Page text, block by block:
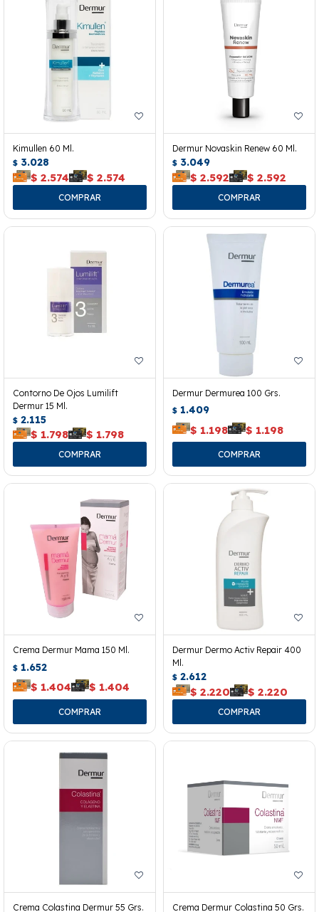
Kimullen 60 Ml.
$ 3.028
$ 2.574 $ 2.574
Dermur Novaskin Renew 60 Ml.
$ 3.049
$ 2.592 $ 2.592
Contorno De Ojos Lumilift
Dermur 15 Ml.
$ 2.115
$ 1.798 $ 1.798
Dermur Dermurea 100 Grs.
$ 1.409
$ 1.198 $ 1.198
Crema Dermur Mama 150 Ml.
$ 1.652
$ 1.404 $ 1.404
Dermur Dermo Activ Repair 400
Ml.
$ 2.612
$ 2.220 $ 2.220
Crema Colastina Dermur 55 Grs. Crema Dermur Colastina 50 Grs.